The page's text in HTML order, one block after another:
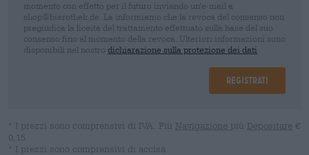
momento con effetto per il futuro inviando un'e-mail a
shop@bierothek.de. La informiamo che la revoca del consenso non
pregiudica la liceità del trattamento effettuato sulla base del suo
consenso fino al momento della revoca. Ulteriori informazioni sono
disponibili nel nostro dichiarazione sulla protezione dei dati
Registrati
* I prezzi sono comprensivi di IVA. Più Navigazione più Depositare €
0,15
* I prezzi sono comprensivi di accisa